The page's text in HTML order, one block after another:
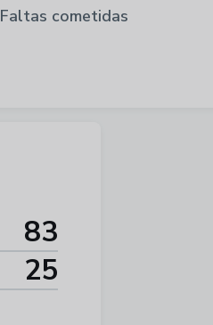
Faltas cometidas
83
25